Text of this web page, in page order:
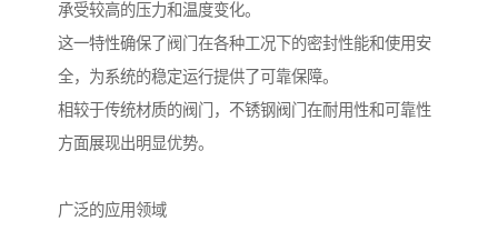
承受较高的压力和温度变化。
这一特性确保了阀门在各种工况下的密封性能和使用安
全，为系统的稳定运行提供了可靠保障。
相较于传统材质的阀门，不锈钢阀门在耐用性和可靠性
方面展现出明显优势。
广泛的应用领域